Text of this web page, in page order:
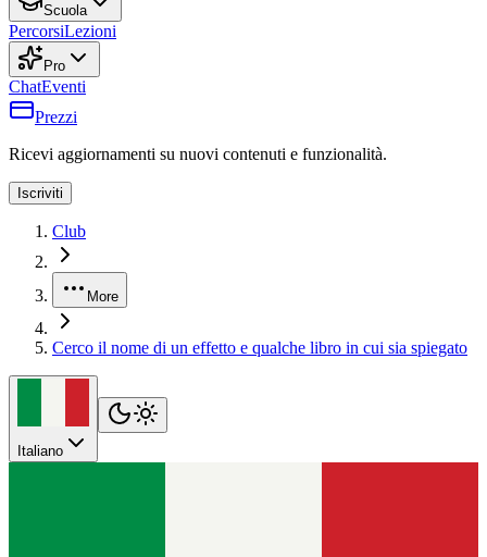
Scuola
PercorsiLezioni
Pro
ChatEventi
Prezzi
Ricevi aggiornamenti su nuovi contenuti e funzionalità.
Iscriviti
Club
More
Cerco il nome di un effetto e qualche libro in cui sia spiegato
Italiano